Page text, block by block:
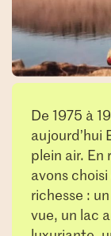
De 1975 à
aujourd’hui
plein air. En
avons
richesse :
vue, un lac